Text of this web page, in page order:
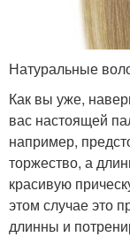
Натуральные
Как вы уже,
вас настоящей
например,
торжество, а
красивую
этом случае это
длинны и